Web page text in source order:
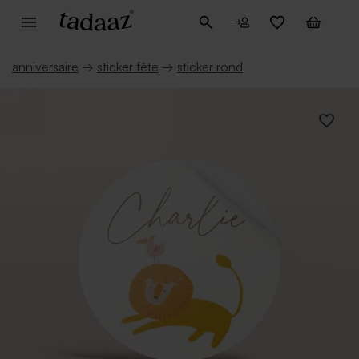
anniversaire → sticker fête → sticker rond